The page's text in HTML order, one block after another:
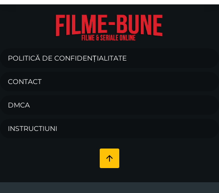
POLITICĂ DE CONFIDENȚIALITATE
CONTACT
DMCA
INSTRUCTIUNI